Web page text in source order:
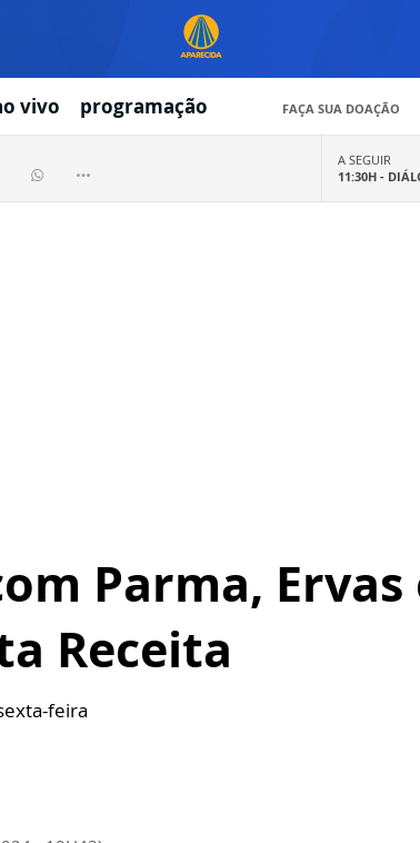
vivo programação FAÇA SUA DOAÇÃO
A SEGUIR
11:30H -
Parma,
Receita
feira